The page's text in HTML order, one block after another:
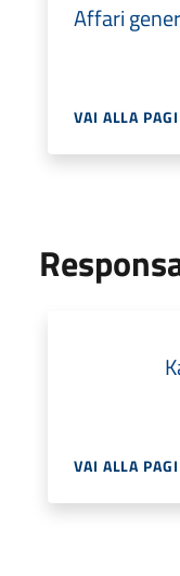
Affari
VAI ALLA
VAI ALLA